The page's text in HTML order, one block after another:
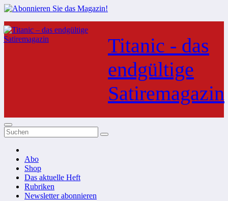
Zum
Inhalt
springen
Titanic - das
endgültige
Satiremagazin
Abo
Shop
Das aktuelle Heft
Rubriken
Newsletter abonnieren